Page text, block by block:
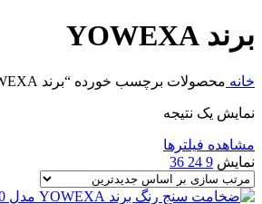
برند YOWEXA
خانه محصولات برچسب خورده “برند YOWEXA”
نمایش یک نتیجه
مشاهده فیلترها
نمایش 9
24
36